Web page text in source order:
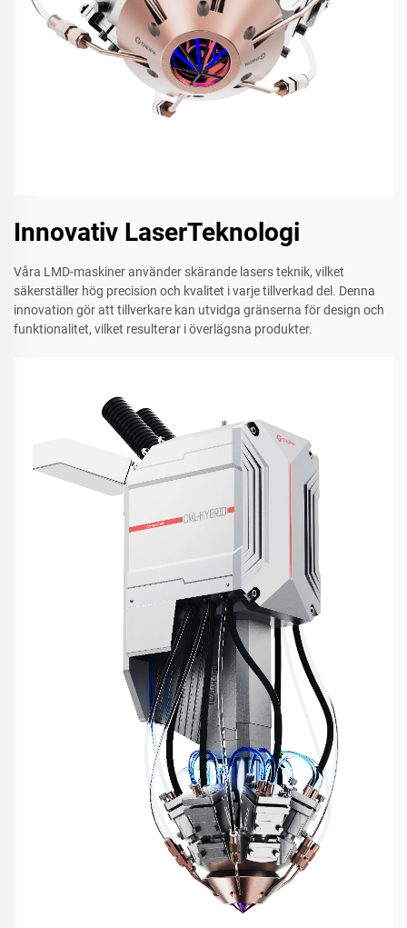
Innovativ LaserTeknologi
Våra LMD-maskiner använder skärande lasers teknik, vilket
säkerställer hög precision och kvalitet i varje tillverkad del. Denna
innovation gör att tillverkare kan utvidga gränserna för design och
funktionalitet, vilket resulterar i överlägsna produkter.